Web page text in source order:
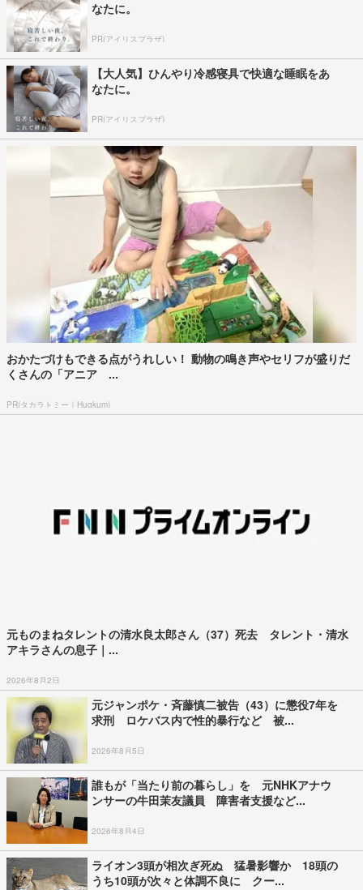
なたに。
PR(アイリスプラザ)
【大人気】ひんやり冷感寝具で快適な睡眠をあ
なたに。
PR(アイリスプラザ)
おかたづけもできる点がうれしい！ 動物の鳴き声やセリフが盛りだ
くさんの「アニア ...
PR(タカラトミー｜Hugkum)
元ものまねタレントの清水良太郎さん（37）死去 タレント・清水
アキラさんの息子｜...
2026年8月2日
元ジャンポケ・斉藤慎二被告（43）に懲役7年を
求刑 ロケバス内で性的暴行など 被...
2026年8月5日
誰もが「当たり前の暮らし」を 元NHKアナウ
ンサーの牛田茉友議員 障害者支援など...
2026年8月4日
ライオン3頭が相次ぎ死ぬ 猛暑影響か 18頭の
うち10頭が次々と体調不良に クー...